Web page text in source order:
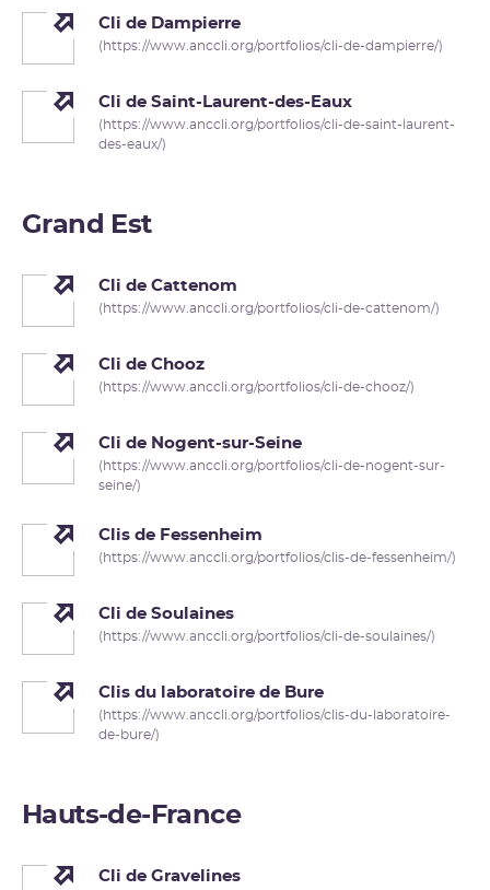
Cli de Dampierre
(https://www.anccli.org/portfolios/cli-de-dampierre/)
Cli de Saint-Laurent-des-Eaux
(https://www.anccli.org/portfolios/cli-de-saint-laurent-
des-eaux/)
Grand Est
Cli de Cattenom
(https://www.anccli.org/portfolios/cli-de-cattenom/)
Cli de Chooz
(https://www.anccli.org/portfolios/cli-de-chooz/)
Cli de Nogent-sur-Seine
(https://www.anccli.org/portfolios/cli-de-nogent-sur-
seine/)
Clis de Fessenheim
(https://www.anccli.org/portfolios/clis-de-fessenheim/)
Cli de Soulaines
(https://www.anccli.org/portfolios/cli-de-soulaines/)
Clis du laboratoire de Bure
(https://www.anccli.org/portfolios/clis-du-laboratoire-
de-bure/)
Hauts-de-France
Cli de Gravelines